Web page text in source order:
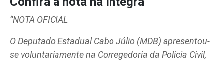
“NOTA OFICIAL
O Deputado Estadual Cabo Júlio (MDB) apresentou-
se voluntariamente na Corregedoria da Polícia Civil,